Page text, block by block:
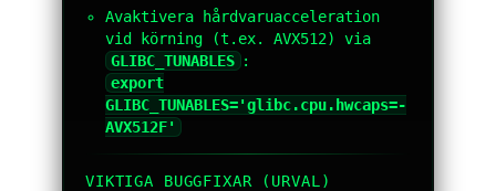
Avaktivera hårdvaruacceleration
vid körning (t.ex. AVX512) via
GLIBC_TUNABLES :
export
GLIBC_TUNABLES='glibc.cpu.hwcaps=-
AVX512F'
VIKTIGA BUGGFIXAR (URVAL)